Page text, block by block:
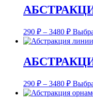
290 ₽ – 3480 ₽
290 ₽ – 3480 ₽